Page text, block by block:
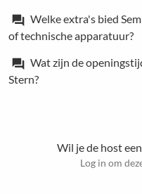
forum Welke extra's bied
of technische apparatuur?
forum Wat zijn de
Stern?
Wil je de host
Log in om